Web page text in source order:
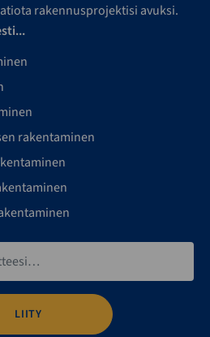
rakennusprojektisi avuksi.
rakentaminen